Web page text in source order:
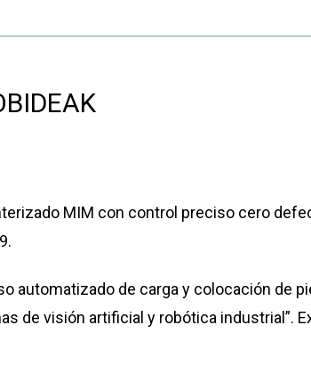
MIM con control preciso cero
automatizado de carga y colocación de
de visión artificial y robótica industrial”.